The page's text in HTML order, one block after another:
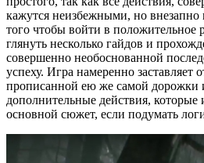
кажутся неизбежными, но внезапно
того чтобы войти в положительное
глянуть несколько гайдов и
совершенно необоснованной
успеху. Игра намеренно заставляет
прописанной ею же самой дорожки
дополнительные действия,
основной сюжет, если подумать